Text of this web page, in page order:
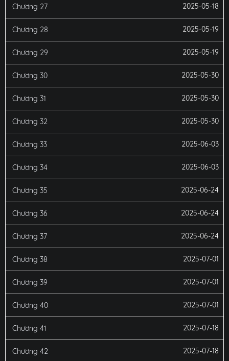
Chương 27 2025-05-18
Chương 28 2025-05-19
Chương 29 2025-05-19
Chương 30 2025-05-30
Chương 31 2025-05-30
Chương 32 2025-05-30
Chương 33 2025-06-03
Chương 34 2025-06-03
Chương 35 2025-06-24
Chương 36 2025-06-24
Chương 37 2025-06-24
Chương 38 2025-07-01
Chương 39 2025-07-01
Chương 40 2025-07-01
Chương 41 2025-07-18
Chương 42 2025-07-18